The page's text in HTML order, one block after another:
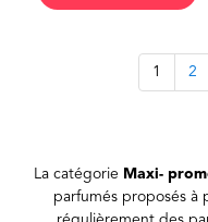
1 2
La catégorie Maxi-
parfumés proposés à